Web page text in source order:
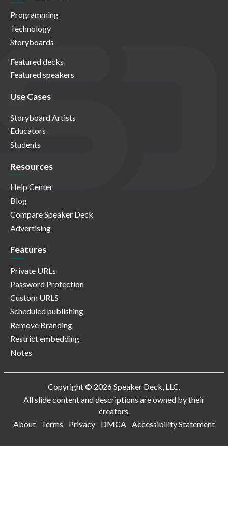
Programming
Technology
Storyboards
Featured decks
Featured speakers
Use Cases
Storyboard Artists
Educators
Students
Resources
Help Center
Blog
Compare Speaker Deck
Advertising
Features
Private URLs
Password Protection
Custom URLS
Scheduled publishing
Remove Branding
Restrict embedding
Notes
Copyright © 2026 Speaker Deck, LLC.
All slide content and descriptions are owned by their
creators.
About
Terms Privacy DMCA Accessibility Statement